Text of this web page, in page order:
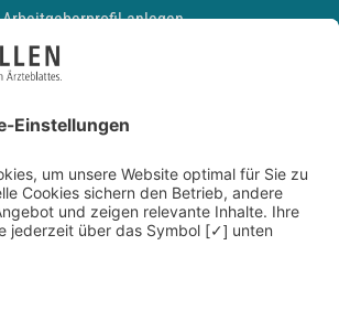
Arbeitgeberprofil anlegen
Recruiting-Podcast
Kontakt
Datenschutz
Newsletter